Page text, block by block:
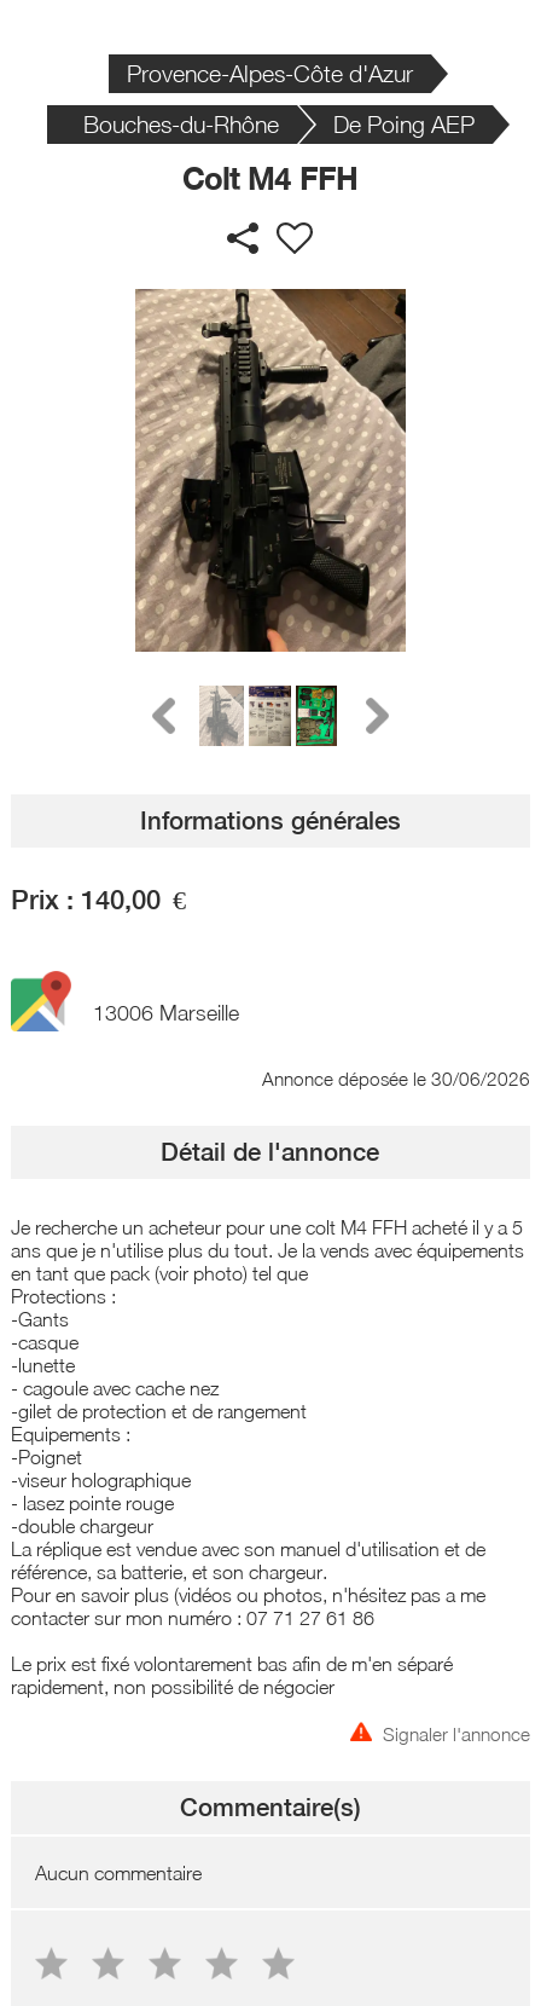
Provence-Alpes-Côte d'Azur
Bouches-du-Rhône
De Poing AEP
Colt M4 FFH
Informations générales
Prix : 140,00 €
13006 Marseille
Annonce déposée le 30/06/2026
Détail de l'annonce
Je recherche un acheteur pour une colt M4 FFH acheté il y a 5
ans que je n'utilise plus du tout. Je la vends avec équipements
en tant que pack (voir photo) tel que
Protections :
-Gants
-casque
-lunette
- cagoule avec cache nez
-gilet de protection et de rangement
Equipements :
-Poignet
-viseur holographique
- lasez pointe rouge
-double chargeur
La réplique est vendue avec son manuel d'utilisation et de
référence, sa batterie, et son chargeur.
Pour en savoir plus (vidéos ou photos, n'hésitez pas a me
contacter sur mon numéro : 07 71 27 61 86
Le prix est fixé volontarement bas afin de m'en séparé
rapidement, non possibilité de négocier
Signaler l'annonce
Commentaire(s)
Aucun commentaire